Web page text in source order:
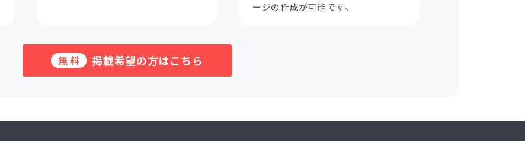
ージの作成が可能です。
無料 掲載希望の方はこちら